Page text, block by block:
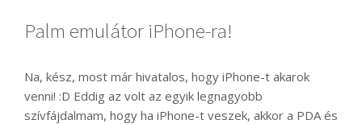
Palm emulátor iPhone-ra!
Na, kész, most már hivatalos, hogy iPhone-t akarok
venni! :D Eddig az volt az egyik legnagyobb
szívfájdalmam, hogy ha iPhone-t veszek, akkor a PDA és